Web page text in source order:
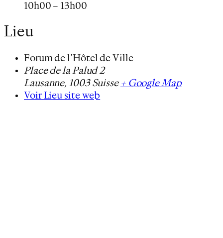
10h00 – 13h00
Lieu
Forum de l’Hôtel de Ville
Place de la Palud 2
Lausanne, 1003 Suisse + Google Map
Voir Lieu site web